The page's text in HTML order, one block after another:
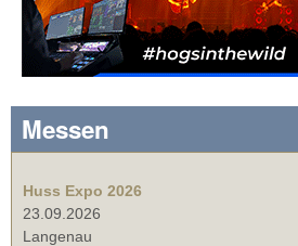
Messen
Huss Expo 2026
23.09.2026
Langenau